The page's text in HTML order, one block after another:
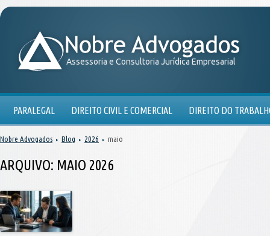
Nobre Advogados Blog 2026 maio
ARQUIVO: MAIO 2026
Assessoria e Consultoria Jurídica Empresarial
PARALEGAL DIREITO CIVIL E COMERCIAL DIREITO DO